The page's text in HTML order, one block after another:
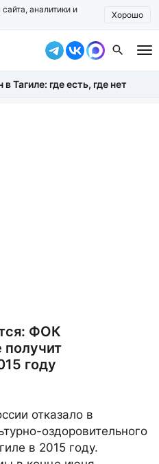
аналитики и
Хорошо
в Тагиле: где есть, где нет
ФОК
получит
году
отказало в
оздоровительного
в 2015 году.